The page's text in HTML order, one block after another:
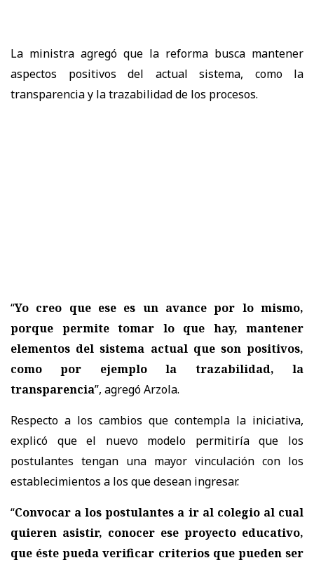
La ministra agregó que la reforma busca mantener
aspectos positivos del actual sistema, como la
transparencia y la trazabilidad de los procesos.
“Yo creo que ese es un avance por lo mismo,
porque permite tomar lo que hay, mantener
elementos del sistema actual que son positivos,
como por ejemplo la trazabilidad, la
transparencia”, agregó Arzola.
Respecto a los cambios que contempla la iniciativa,
explicó que el nuevo modelo permitiría que los
postulantes tengan una mayor vinculación con los
establecimientos a los que desean ingresar.
“Convocar a los postulantes a ir al colegio al cual
quieren asistir, conocer ese proyecto educativo,
que éste pueda verificar criterios que pueden ser